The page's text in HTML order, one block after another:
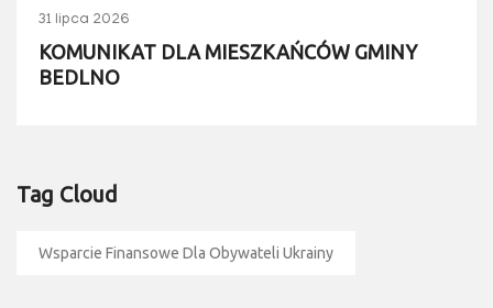
31 lipca 2026
KOMUNIKAT DLA MIESZKAŃCÓW GMINY
BEDLNO
Tag Cloud
Wsparcie Finansowe Dla Obywateli Ukrainy